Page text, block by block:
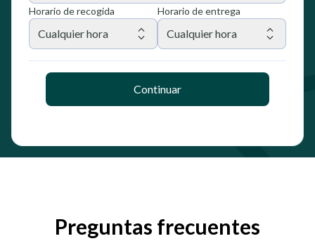
Horario de recogida
Cualquier hora
Horario de entrega
Cualquier hora
Continuar
Preguntas frecuentes